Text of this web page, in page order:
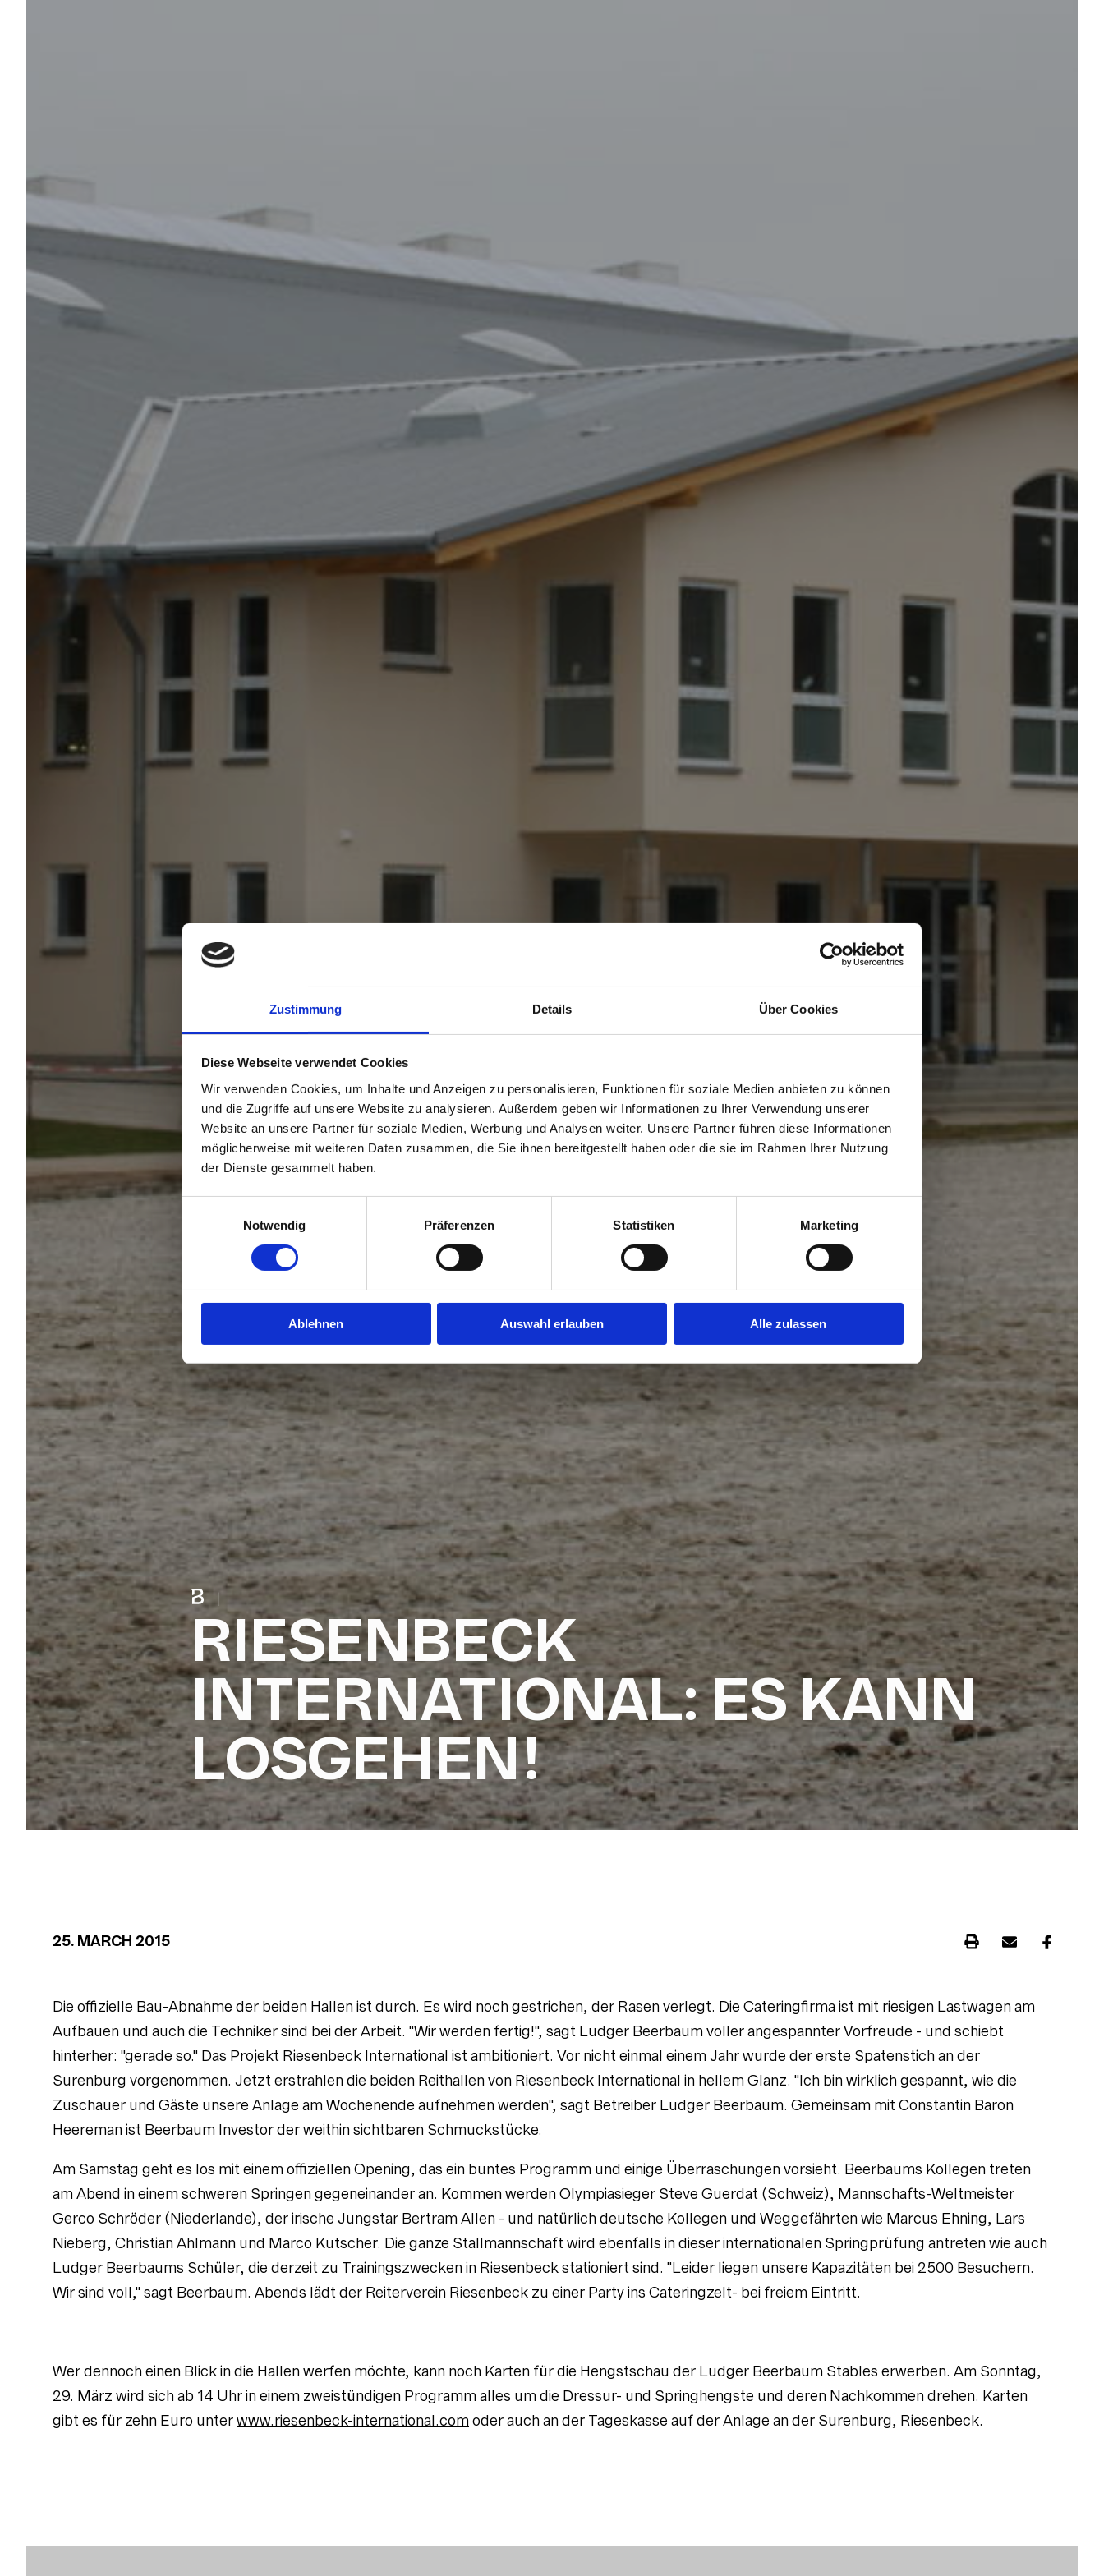
Zustimmung Details Über Cookies
Diese Webseite verwendet Cookies
Wir verwenden Cookies, um Inhalte und Anzeigen zu personalisieren, Funktionen für soziale Medien anbieten zu können
und die Zugriffe auf unsere Website zu analysieren. Außerdem geben wir Informationen zu Ihrer Verwendung unserer
Website an unsere Partner für soziale Medien, Werbung und Analysen weiter. Unsere Partner führen diese Informationen
möglicherweise mit weiteren Daten zusammen, die Sie ihnen bereitgestellt haben oder die sie im Rahmen Ihrer Nutzung
der Dienste gesammelt haben.
Notwendig
Präferenzen Statistiken Marketing
Ablehnen Auswahl erlauben Alle zulassen
RIESENBECK
INTERNATIONAL: ES KANN
LOSGEHEN!
25. MARCH 2015
Die offizielle Bau-Abnahme der beiden Hallen ist durch. Es wird noch gestrichen, der Rasen verlegt. Die Cateringfirma ist mit riesigen Lastwagen am
Aufbauen und auch die Techniker sind bei der Arbeit. "Wir werden fertig!", sagt Ludger Beerbaum voller angespannter Vorfreude - und schiebt
hinterher: "gerade so." Das Projekt Riesenbeck International ist ambitioniert. Vor nicht einmal einem Jahr wurde der erste Spatenstich an der
Surenburg vorgenommen. Jetzt erstrahlen die beiden Reithallen von Riesenbeck International in hellem Glanz. "Ich bin wirklich gespannt, wie die
Zuschauer und Gäste unsere Anlage am Wochenende aufnehmen werden", sagt Betreiber Ludger Beerbaum. Gemeinsam mit Constantin Baron
Heereman ist Beerbaum Investor der weithin sichtbaren Schmuckstücke.
Am Samstag geht es los mit einem offiziellen Opening, das ein buntes Programm und einige Überraschungen vorsieht. Beerbaums Kollegen treten
am Abend in einem schweren Springen gegeneinander an. Kommen werden Olympiasieger Steve Guerdat (Schweiz), Mannschafts-Weltmeister
Gerco Schröder (Niederlande), der irische Jungstar Bertram Allen - und natürlich deutsche Kollegen und Weggefährten wie Marcus Ehning, Lars
Nieberg, Christian Ahlmann und Marco Kutscher. Die ganze Stallmannschaft wird ebenfalls in dieser internationalen Springprüfung antreten wie auch
Ludger Beerbaums Schüler, die derzeit zu Trainingszwecken in Riesenbeck stationiert sind. "Leider liegen unsere Kapazitäten bei 2500 Besuchern.
Wir sind voll," sagt Beerbaum. Abends lädt der Reiterverein Riesenbeck zu einer Party ins Cateringzelt- bei freiem Eintritt.
Wer dennoch einen Blick in die Hallen werfen möchte, kann noch Karten für die Hengstschau der Ludger Beerbaum Stables erwerben. Am Sonntag,
29. März wird sich ab 14 Uhr in einem zweistündigen Programm alles um die Dressur- und Springhengste und deren Nachkommen drehen. Karten
gibt es für zehn Euro unterwww.riesenbeck-international.comoder auch an der Tageskasse auf der Anlage an der Surenburg, Riesenbeck.